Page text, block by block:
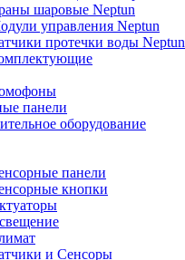
шаровые Neptun
управления Neptun
протечки воды Neptun
панели
оборудование
панели
кнопки
и Сенсоры